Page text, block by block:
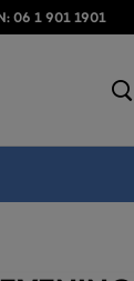
06 1 901 1901